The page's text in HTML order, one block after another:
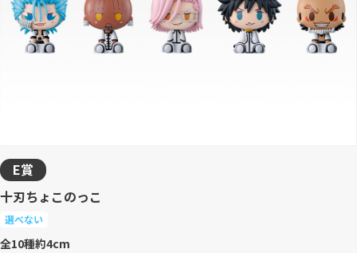
E賞
十刃ちょこのっこ
選べない
全10種約4cm